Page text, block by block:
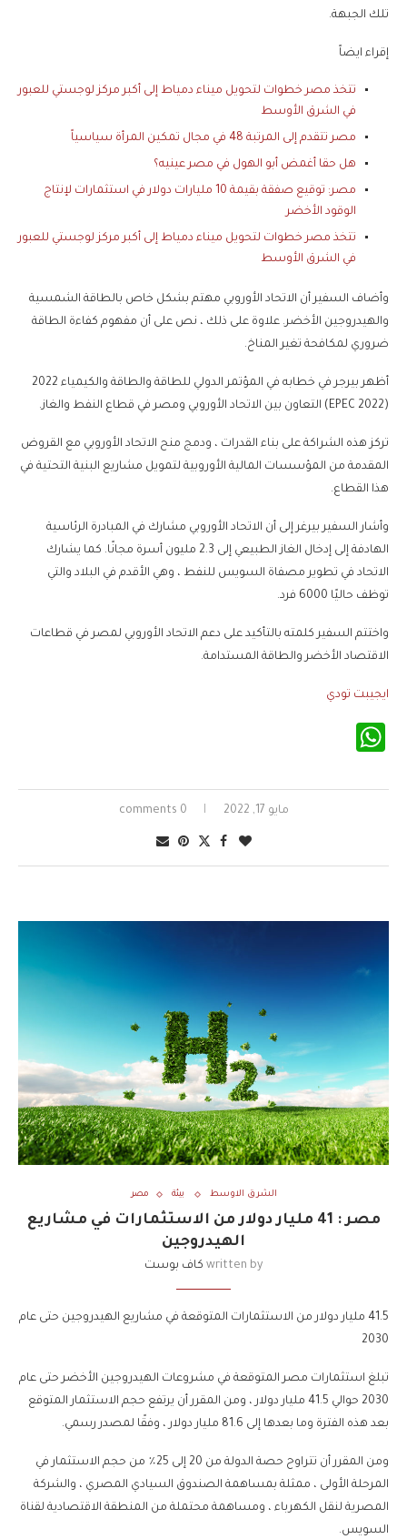
تلك الجبهة.
إقراء ايضاً
تتخذ مصر خطوات لتحويل ميناء دمياط إلى أكبر مركز لوجستي للعبور
في الشرق الأوسط
مصر تتقدم إلى المرتبة 48 في مجال تمكين المرأة سياسياً
هل حقا أغمض أبو الهول في مصر عينيه؟
مصر: توقيع صفقة بقيمة 10 مليارات دولار في استثمارات لإنتاج
الوقود الأخضر
تتخذ مصر خطوات لتحويل ميناء دمياط إلى أكبر مركز لوجستي للعبور
في الشرق الأوسط
وأضاف السفير أن الاتحاد الأوروبي مهتم بشكل خاص بالطاقة الشمسية
والهيدروجين الأخضر. علاوة على ذلك ، نص على أن مفهوم كفاءة الطاقة
ضروري لمكافحة تغير المناخ.
أظهر بيرجر في خطابه في المؤتمر الدولي للطاقة والطاقة والكيمياء 2022
(EPEC 2022) التعاون بين الاتحاد الأوروبي ومصر في قطاع النفط والغاز.
تركز هذه الشراكة على بناء القدرات ، ودمج منح الاتحاد الأوروبي مع القروض
المقدمة من المؤسسات المالية الأوروبية لتمويل مشاريع البنية التحتية في
هذا القطاع.
وأشار السفير بيرغر إلى أن الاتحاد الأوروبي مشارك في المبادرة الرئاسية
الهادفة إلى إدخال الغاز الطبيعي إلى 2.3 مليون أسرة مجانًا. كما يشارك
الاتحاد في تطوير مصفاة السويس للنفط ، وهي الأقدم في البلاد والتي
توظف حاليًا 6000 فرد.
واختتم السفير كلمته بالتأكيد على دعم الاتحاد الأوروبي لمصر في قطاعات
الاقتصاد الأخضر والطاقة المستدامة.
ايجيبت تودي
مايو 17, 2022 0 comments
الشرق الاوسط بيئة مصر
مصر : 41 مليار دولار من الاستثمارات في مشاريع
الهيدروجين
written by كاف بوست
41.5 مليار دولار من الاستثمارات المتوقعة في مشاريع الهيدروجين حتى عام
2030
تبلغ استثمارات مصر المتوقعة في مشروعات الهيدروجين الأخضر حتى عام
2030 حوالي 41.5 مليار دولار ، ومن المقرر أن يرتفع حجم الاستثمار المتوقع
بعد هذه الفترة وما بعدها إلى 81.6 مليار دولار ، وفقًا لمصدر رسمي.
ومن المقرر أن تتراوح حصة الدولة من 20 إلى 25٪ من حجم الاستثمار في
المرحلة الأولى ، ممثلة بمساهمة الصندوق السيادي المصري ، والشركة
المصرية لنقل الكهرباء ، ومساهمة محتملة من المنطقة الاقتصادية لقناة
السويس.